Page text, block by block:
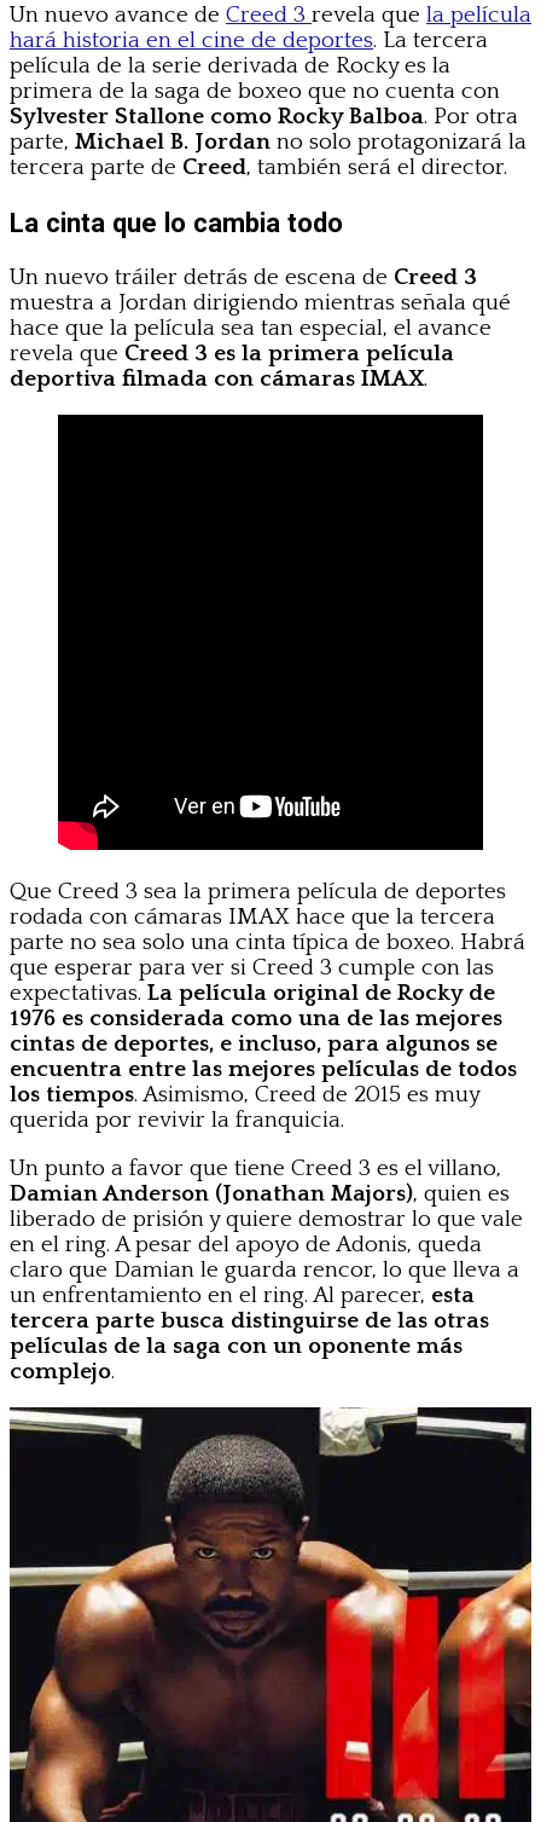
Un nuevo avance de Creed 3 revela que la película
hará historia en el cine de deportes. La tercera
película de la serie derivada de Rocky es la
primera de la saga de boxeo que no cuenta con
Sylvester Stallone como Rocky Balboa. Por otra
parte, Michael B. Jordan no solo protagonizará la
tercera parte de Creed, también será el director.
La cinta que lo cambia todo
Un nuevo tráiler detrás de escena de Creed 3
muestra a Jordan dirigiendo mientras señala qué
hace que la película sea tan especial, el avance
revela que Creed 3 es la primera película
deportiva filmada con cámaras IMAX.
Que Creed 3 sea la primera película de deportes
rodada con cámaras IMAX hace que la tercera
parte no sea solo una cinta típica de boxeo. Habrá
que esperar para ver si Creed 3 cumple con las
expectativas. La película original de Rocky de
1976 es considerada como una de las mejores
cintas de deportes, e incluso, para algunos se
encuentra entre las mejores películas de todos
los tiempos. Asimismo, Creed de 2015 es muy
querida por revivir la franquicia.
Un punto a favor que tiene Creed 3 es el villano,
Damian Anderson (Jonathan Majors), quien es
liberado de prisión y quiere demostrar lo que vale
en el ring. A pesar del apoyo de Adonis, queda
claro que Damian le guarda rencor, lo que lleva a
un enfrentamiento en el ring. Al parecer, esta
tercera parte busca distinguirse de las otras
películas de la saga con un oponente más
complejo.